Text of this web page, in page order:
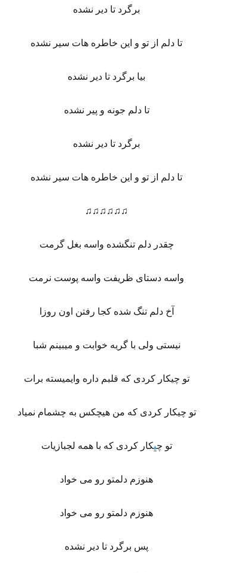
برگرد تا دیر نشده
تا دلم از تو و این خاطره هات سیر نشده
بیا برگرد تا دیر نشده
تا دلم جونه و پیر نشده
برگرد تا دیر نشده
تا دلم از تو و این خاطره هات سیر نشده
♫♫♫♫♫♫
چقدر دلم تنگشده واسه بغل گرمت
واسه دستای ظریفت واسه پوست نرمت
آخ دلم تنگ شده کجا رفتن اون روزا
نیستی ولی با گریه خوابت و میبینم شبا
تو چیکار کردی که قلبم داره وایمیسته برات
تو چیکار کردی که من هیچکس به چشمام نمیاد
تو چیکار کردی که با همه لجبازیات
هنوزم دلمتو رو می خواد
هنوزم دلمتو رو می خواد
پس برگرد تا دیر نشده